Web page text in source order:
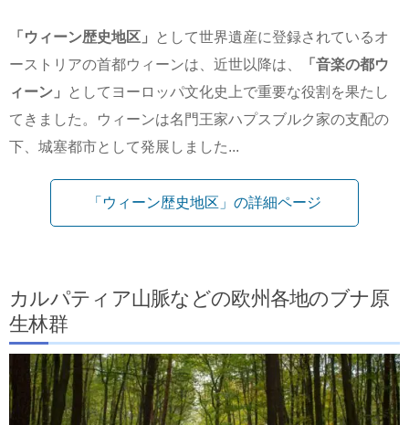
「ウィーン歴史地区」
として世界遺産に登録されているオ
ーストリアの首都ウィーンは、近世以降は、
「音楽の都ウ
ィーン」
としてヨーロッパ文化史上で重要な役割を果たし
てきました。ウィーンは名門王家ハプスブルク家の支配の
下、城塞都市として発展しました...
「ウィーン歴史地区」の詳細ページ
カルパティア山脈などの欧州各地のブナ原
生林群